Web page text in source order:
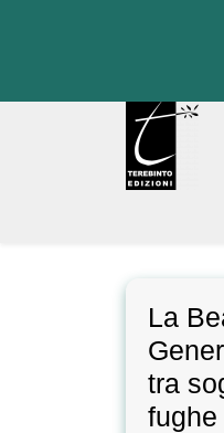
La
tra
fughe